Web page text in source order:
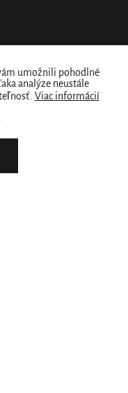
umožnili pohodlné
analýze neustále
Viac informácií